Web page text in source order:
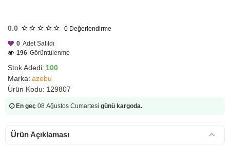
0.0 0 Değerlendirme
Stok Adedi: 100
Marka: azebu
Ürün Kodu: 129807
0 Adet Satıldı
196 Görüntülenme
En geç 08 Ağustos Cumartesi günü kargoda.
Ürün Açıklaması